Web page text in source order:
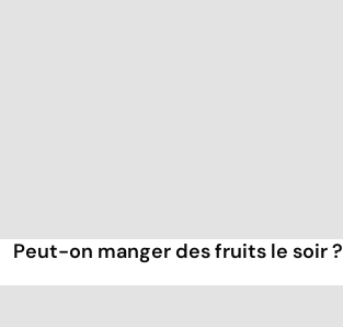
Peut-on manger des fruits le soir ?